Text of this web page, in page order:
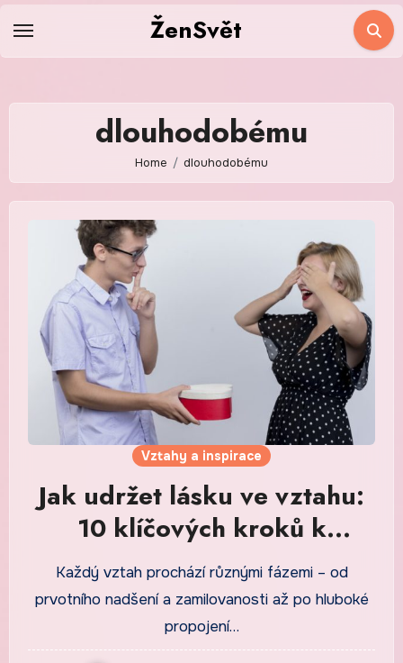
ŽenSvět
dlouhodobému
Home dlouhodobému
Vztahy a inspirace
Jak udržet lásku ve vztahu:
10 klíčových kroků k
dlouhodobému štěstí
Každý vztah prochází různými fázemi – od
prvotního nadšení a zamilovanosti až po hluboké
propojení…